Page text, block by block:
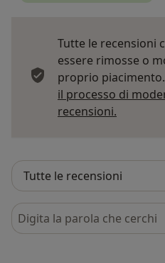
Tutte le recensioni
essere rimosse o
proprio piacimento.
il processo di
recensioni.
Cerca nelle recensioni